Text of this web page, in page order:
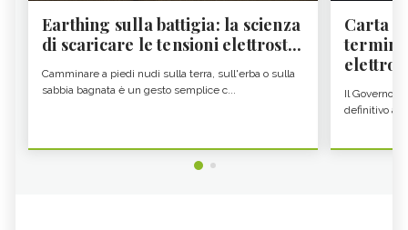
Earthing sulla battigia: la scienza
di scaricare le tensioni elettrost...
Camminare a piedi nudi sulla terra, sull'erba o sulla
sabbia bagnata è un gesto semplice c...
Carta
Il Governo
definitivo